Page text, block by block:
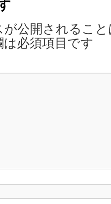
が公開されるこ
必須項目です